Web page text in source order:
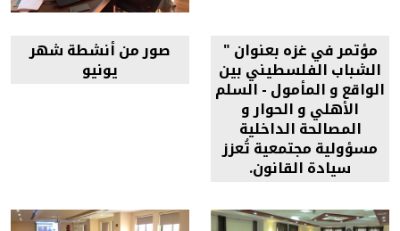
مؤتمر في غزه بعنوان "
الشباب الفلسطيني بين
الواقع و المأمول - السلم
الأهلي و الحوار و
المصالحة الداخلية
مسؤولية مجتمعية تُعزز
سيادة القانون.
صور من أنشطة شهر
يونيو